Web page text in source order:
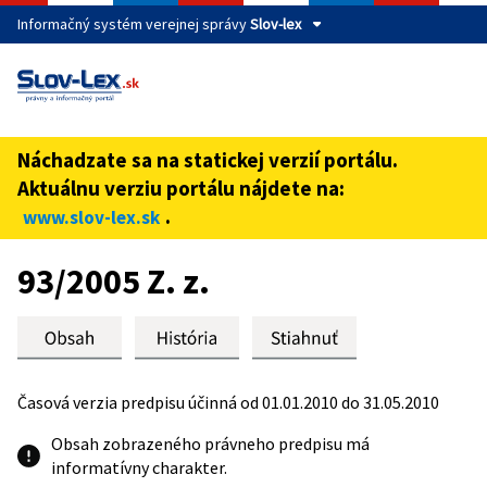
Informačný systém verejnej správySlov-lex
Táto stránka je zabezpečená
cez zabezpečenú webovú stránku verejnej správy SR.
Zabezpečená stránka vždy začína https:// pred názvom
domény webového sídla.
Náchadzate sa na statickej verzií portálu.
Aktuálnu verziu portálu nájdete na:
www.slov-lex.sk .
Preskoč na obsah
93/2005 Z. z.
Časová verzia predpisu účinná od 01.01.2010 do 31.05.2010
Obsah zobrazeného právneho predpisu má
informatívny charakter.